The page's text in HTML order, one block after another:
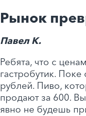
Рынок
Павел К.
Ребята, что с
гастробутик.
рублей. Пиво,
продают за 600.
явно не будешь